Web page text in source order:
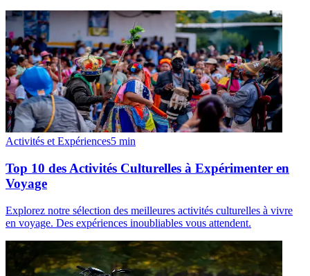
Activités et Expériences5 min
Top 10 des Activités Culturelles à Expérimenter en
Voyage
Explorez notre sélection des meilleures activités culturelles à vivre
en voyage. Des expériences inoubliables vous attendent.